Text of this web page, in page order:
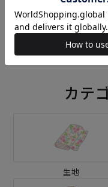
刺し子 ゆらぎつなぎ
¥572
カテ
生地